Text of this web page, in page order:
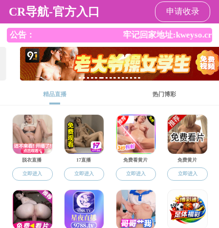
搜同
华农主页 | 信息门户